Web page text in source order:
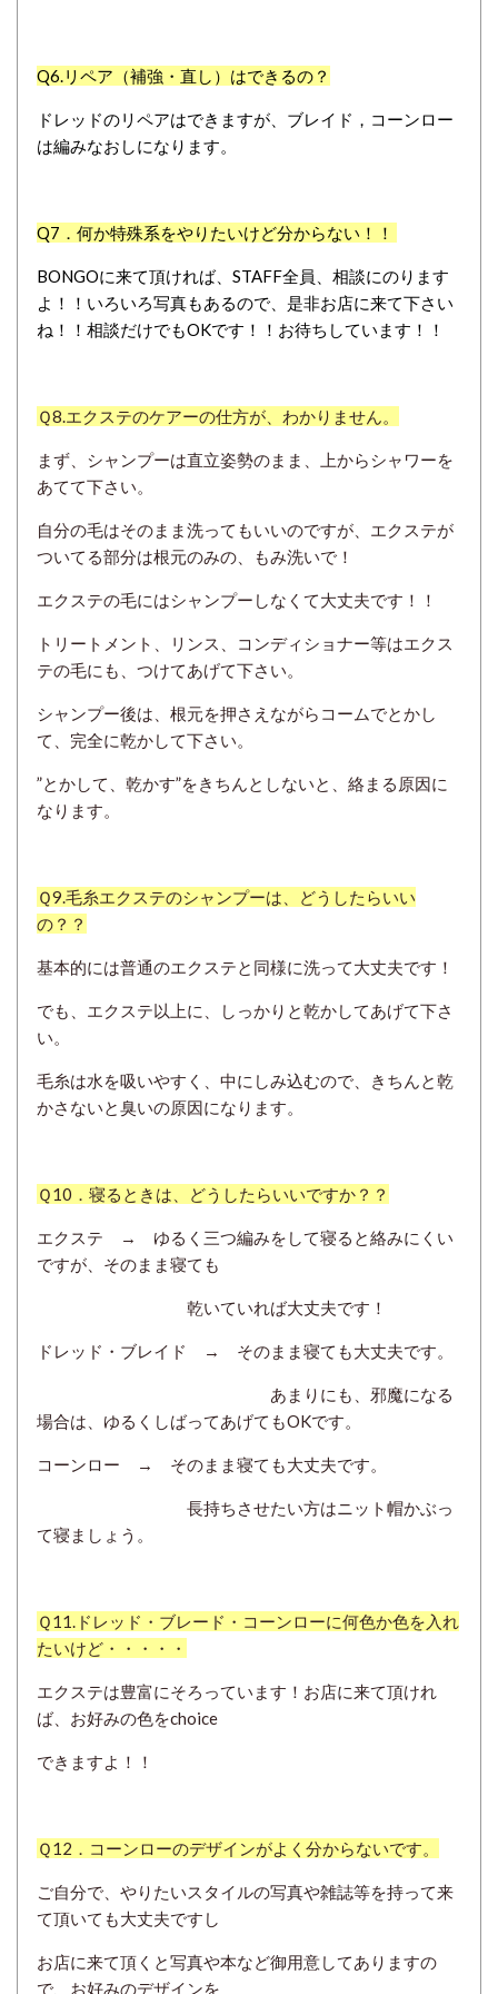
Q6.リペア（補強・直し）はできるの？
ドレッドのリペアはできますが、ブレイド，コーンロー
は編みなおしになります。
Q7． 何か特殊系をやりたいけど分からない！！
BONGOに来て頂ければ、 STAFF全員、相談にのります
よ！！いろいろ写真もあるので、是非お店に来て下さい
ね！！相談だけでもOKです！！お待ちしています！！
Ｑ8.エクステのケアーの仕方が、わかりません。
まず、シャンプーは直立姿勢のまま、上からシャワーを
あてて下さい。
自分の毛はそのまま洗ってもいいのですが、エクステが
ついてる部分は根元のみの、もみ洗いで！
エクステの毛にはシャンプーしなくて大丈夫です！！
トリートメント、リンス、コンディショナー等はエクス
テの毛にも、つけてあげて下さい。
シャンプー後は、根元を押さえながらコームでとかし
て、完全に乾かして下さい。
”とかして、乾かす”をきちんとしないと、絡まる原因に
なります。
Ｑ9.毛糸エクステのシャンプーは、どうしたらいい
の？？
基本的には普通のエクステと同様に洗って大丈夫です！
でも、エクステ以上に、しっかりと乾かしてあげて下さ
い。
毛糸は水を吸いやすく、中にしみ込むので、きちんと乾
かさないと臭いの原因になります。
Ｑ10．寝るときは、どうしたらいいですか？？
エクステ → ゆるく三つ編みをして寝ると絡みにくい
ですが、そのまま寝ても
乾いていれば大丈夫です！
ドレッド・ブレイド → そのまま寝ても大丈夫です。
あまりにも、邪魔になる
場合は、ゆるくしばってあげてもOKです。
コーンロー → そのまま寝ても大丈夫です。
長持ちさせたい方はニット帽かぶっ
て寝ましょう。
Ｑ11.ドレッド・ブレード・コーンローに何色か色を入れ
たいけど・・・・・
エクステは豊富にそろっています！お店に来て頂けれ
ば、お好みの色をchoice
できますよ！！
Ｑ12．コーンローのデザインがよく分からないです。
ご自分で、やりたいスタイルの写真や雑誌等を持って来
て頂いても大丈夫ですし
お店に来て頂くと写真や本など御用意してありますの
で、お好みのデザインを